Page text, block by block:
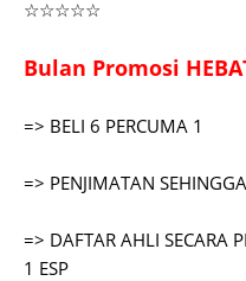
☆☆☆☆☆
Bulan Promosi
=> BELI 6 PERCUMA 1
=> PENJIMATAN
=> DAFTAR AHLI SECARA
1 ESP